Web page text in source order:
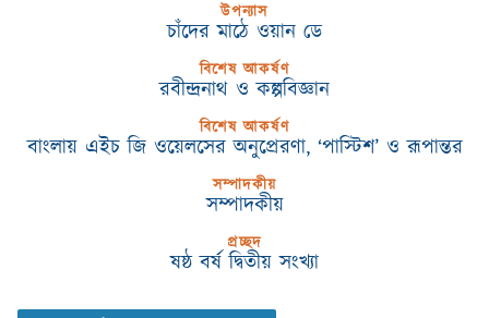
উপন্যাস
চাঁদের মাঠে ওয়ান ডে
বিশেষ আকর্ষণ
রবীন্দ্রনাথ ও কল্পবিজ্ঞান
বিশেষ আকর্ষণ
বাংলায় এইচ জি ওয়েলসের অনুপ্রেরণা, ‘পাস্টিশ’ ও রূপান্তর
সম্পাদকীয়
সম্পাদকীয়
প্রচ্ছদ
ষষ্ঠ বর্ষ দ্বিতীয় সংখ্যা